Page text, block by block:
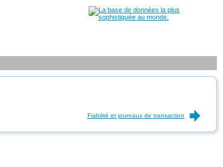
Fiabilité et journaux de transaction